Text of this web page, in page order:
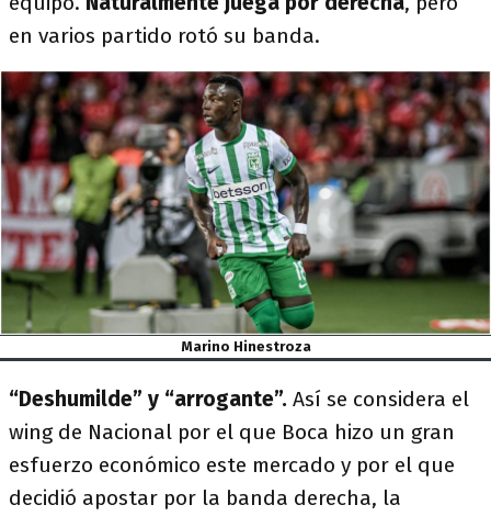
en varios partido rotó su banda.
Marino Hinestroza
“Deshumilde” y “arrogante”. Así se considera el
wing de Nacional por el que Boca hizo un gran
esfuerzo económico este mercado y por el que
decidió apostar por la banda derecha, la